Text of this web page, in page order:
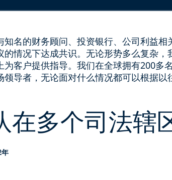
知名的财务顾问、投资银行、公司利益
的情况下达成共识。无论形势多么复杂
为客户提供指导。我们在全球拥有200多
领导者，无论面对什么情况都可以根据以
在多个司法辖
年